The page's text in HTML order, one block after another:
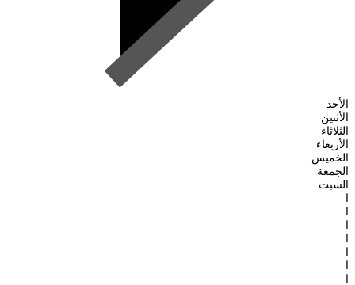
الأحد
الأثنين
الثلاثاء
الأربعاء
الخميس
الجمعة
السبت